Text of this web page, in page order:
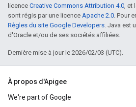
licence Creative Commons Attribution 4.0, et
sont régis par une licence Apache 2.0. Pour
Règles du site Google Developers. Java est
d'Oracle et/ou de ses sociétés affiliées.
Dernière mise à jour le 2026/02/03 (UTC).
À propos d'Apigee
We're part of Google